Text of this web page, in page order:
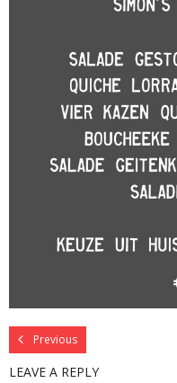
Previous
LEAVE A REPLY